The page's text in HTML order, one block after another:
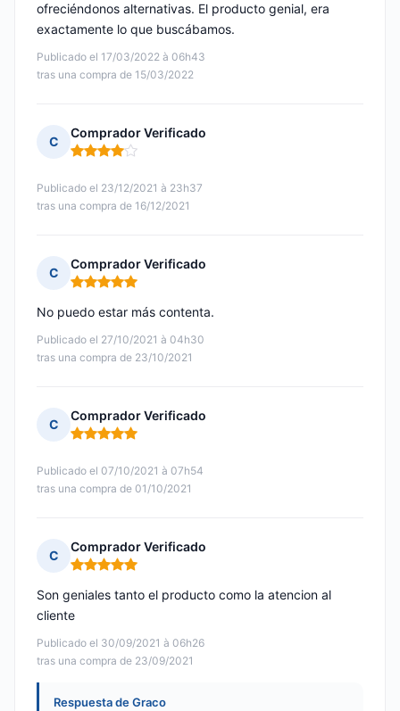
Publicado el 17/03/2022 à 06h43
tras una compra de 15/03/2022
ofreciéndonos alternativas. El producto genial, era
exactamente lo que buscábamos.
C
Comprador Verificado
Nota: 4 de 5
Publicado el 23/12/2021 à 23h37
tras una compra de 16/12/2021
C
Comprador Verificado
Nota: 5 de 5
Publicado el 27/10/2021 à 04h30
tras una compra de 23/10/2021
No puedo estar más contenta.
C
Comprador Verificado
Nota: 5 de 5
Publicado el 07/10/2021 à 07h54
tras una compra de 01/10/2021
C
Comprador Verificado
Nota: 5 de 5
Publicado el 30/09/2021 à 06h26
tras una compra de 23/09/2021
Son geniales tanto el producto como la atencion al
cliente
Respuesta de Graco